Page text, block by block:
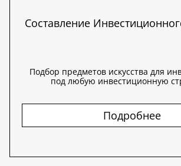
Составление
Подбор предметов искусства для
под любую инвестиционную
Подробнее